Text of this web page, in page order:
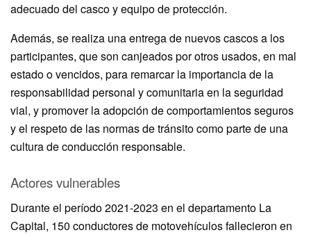
adecuado del casco y equipo de protección.
Además, se realiza una entrega de nuevos cascos a los
participantes, que son canjeados por otros usados, en mal
estado o vencidos, para remarcar la importancia de la
responsabilidad personal y comunitaria en la seguridad
vial, y promover la adopción de comportamientos seguros
y el respeto de las normas de tránsito como parte de una
cultura de conducción responsable.
Actores vulnerables
Durante el período 2021-2023 en el departamento La
Capital, 150 conductores de motovehículos fallecieron en